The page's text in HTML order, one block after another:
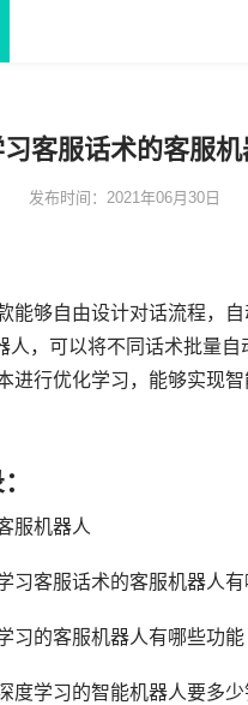
客服话术的客服
发布时间：2021年06月30日
能够自由设计对话流程，
人，可以将不同话术批量自
进行优化学习，能够实现
服机器人
习客服话术的客服机器人
习的客服机器人有哪些功能
度学习的智能机器人要多少